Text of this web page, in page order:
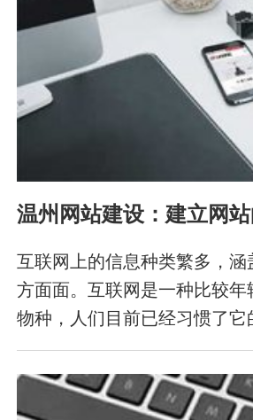
温州网站建设：建立网
互联网上的信息种类繁多，
方面面。互联网是一种比较
物种，人们目前已经习惯了
用。因此，大多数人在上网
们想在我们网站的首页展示
引浏览用户的注意力，最后